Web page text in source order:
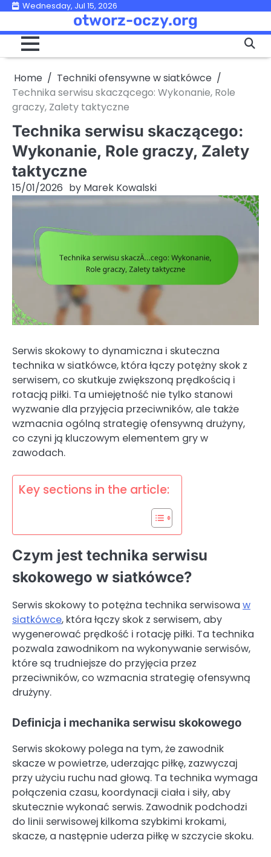
Skip
content
Wednesday, Jul 15, 2026
otworz-oczy.org
Home
Techniki ofensywne w siatkówce
Technika serwisu skaczącego: Wykonanie, Role
graczy, Zalety taktyczne
Technika serwisu skaczącego:
Wykonanie, Role graczy, Zalety
taktyczne
15/01/2026 by Marek Kowalski
Serwis skokowy to dynamiczna i skuteczna
technika w siatkówce, która łączy potężny skok z
serwisem, co skutkuje zwiększoną prędkością i
rotacją piłki. Ta umiejętność nie tylko stanowi
wyzwanie dla przyjęcia przeciwników, ale także
wzmacnia ogólną strategię ofensywną drużyny,
co czyni ją kluczowym elementem gry w
zawodach.
Key sections in the article:
Czym jest technika serwisu
skokowego w siatkówce?
Serwis skokowy to potężna technika serwisowa w
siatkówce, która łączy skok z serwisem, aby
wygenerować prędkość i rotację piłki. Ta technika
pozwala zawodnikom na wykonywanie serwisów,
które są trudniejsze do przyjęcia przez
przeciwników, co wzmacnia strategię ofensywną
drużyny.
Definicja i mechanika serwisu skokowego
Serwis skokowy polega na tym, że zawodnik
skacze w powietrze, uderzając piłkę, zazwyczaj
przy użyciu ruchu nad głową. Ta technika wymaga
połączenia czasu, koordynacji ciała i siły, aby
skutecznie wykonać serwis. Zawodnik podchodzi
do linii serwisowej kilkoma szybkimi krokami,
skacze, a następnie uderza piłkę w szczycie skoku.